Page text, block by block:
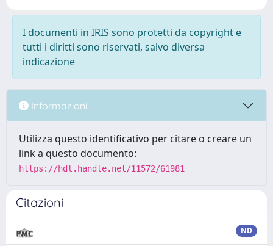
I documenti in IRIS sono protetti da copyright e
tutti i diritti sono riservati, salvo diversa
indicazione
Informazioni
Utilizza questo identificativo per citare o creare un
link a questo documento:
https://hdl.handle.net/11572/61981
Citazioni
ND